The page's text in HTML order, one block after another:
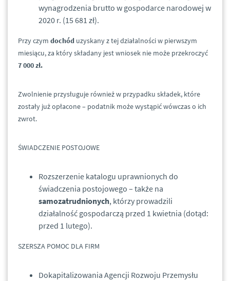
wynagrodzenia brutto w gospodarce narodowej w
2020 r. (15 681 zł).
Przy czym dochód uzyskany z tej działalności w pierwszym
miesiącu, za który składany jest wniosek nie może przekroczyć
7 000 zł.
Zwolnienie przysługuje również w przypadku składek, które
zostały już opłacone – podatnik może wystąpić wówczas o ich
zwrot.
ŚWIADCZENIE POSTOJOWE
Rozszerzenie katalogu uprawnionych do
świadczenia postojowego – także na
samozatrudnionych, którzy prowadzili
działalność gospodarczą przed 1 kwietnia (dotąd:
przed 1 lutego).
SZERSZA POMOC DLA FIRM
Dokapitalizowania Agencji Rozwoju Przemysłu